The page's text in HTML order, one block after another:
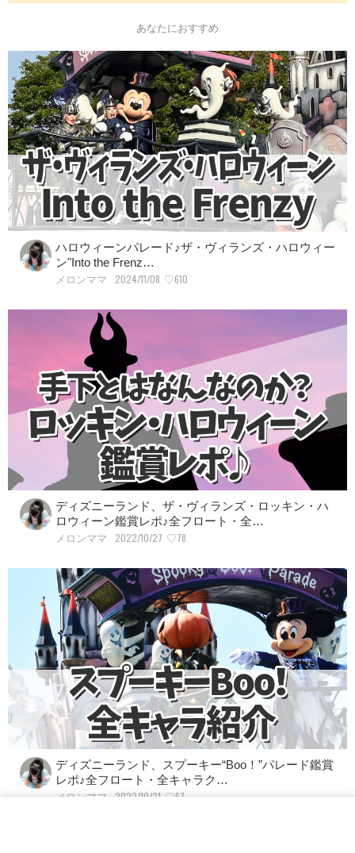
あなたにおすすめ
ハロウィーンパレード♪ザ・ヴィランズ・ハロウィー
ン"Into the Frenz…
メロンママ 2024/11/08 ♡610
ディズニーランド、ザ・ヴィランズ・ロッキン・ハ
ロウィーン鑑賞レポ♪全フロート・全…
メロンママ 2022/10/27 ♡78
ディズニーランド、スプーキー“Boo！”パレード鑑賞
レポ♪全フロート・全キャラク…
メロンママ 2022/10/21 ♡67